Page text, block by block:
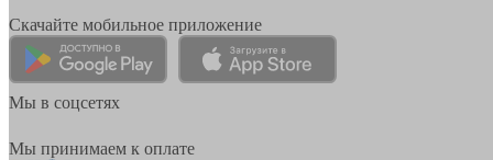
Скачайте мобильное приложение
Мы в соцсетях
Мы принимаем к оплате